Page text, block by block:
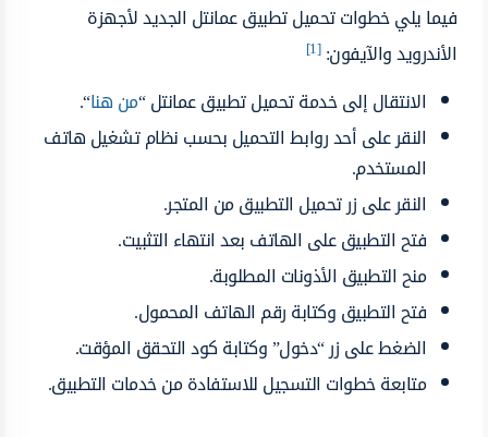
فيما يلي خطوات تحميل تطبيق عمانتل الجديد لأجهزة
الأندرويد والآيفون:[1]
الانتقال إلى خدمة تحميل تطبيق عمانتل “من هنا“.
النقر على أحد روابط التحميل بحسب نظام تشغيل هاتف
المستخدم.
النقر على زر تحميل التطبيق من المتجر.
فتح التطبيق على الهاتف بعد انتهاء التثبيت.
منح التطبيق الأذونات المطلوبة.
فتح التطبيق وكتابة رقم الهاتف المحمول.
الضغط على زر “دخول” وكتابة كود التحقق المؤقت.
متابعة خطوات التسجيل للاستفادة من خدمات التطبيق.